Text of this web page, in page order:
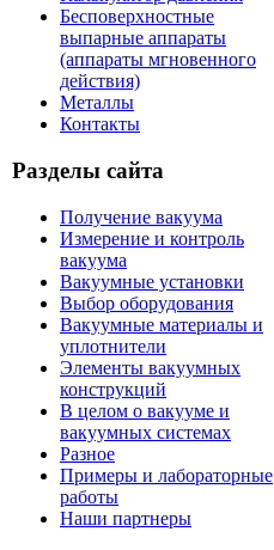
Бесповерхностные
выпарные аппараты
(аппараты мгновенного
действия)
Металлы
Контакты
Разделы сайта
Получение вакуума
Измерение и контроль
вакуума
Вакуумные установки
Выбор оборудования
Вакуумные материалы и
уплотнители
Элементы вакуумных
конструкций
В целом о вакууме и
вакуумных системах
Разное
Примеры и лабораторные
работы
Наши партнеры